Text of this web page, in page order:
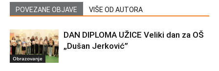
POVEZANE OBJAVE VIŠE OD AUTORA
Obrazovanje
DAN DIPLOMA UŽICE Veliki dan za OŠ
„Dušan Jerković”